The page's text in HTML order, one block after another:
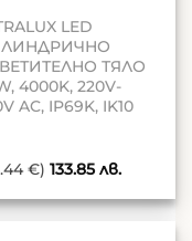
LED
ТЯЛО
4000K, 220V-
AC, IP69K, IK10
€) 133.85лв.